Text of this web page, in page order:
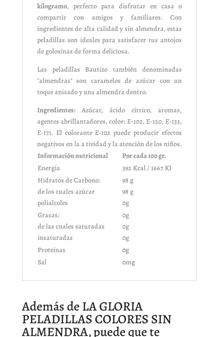
kilogramo, perfecto para disfrutar en casa o
compartir con amigos y familiares. Con
ingredientes de alta calidad y sin almendra, estas
peladillas son ideales para satisfacer tus antojos
de golosinas de forma deliciosa.
Las peladillas Bautizo también denominadas
"almendras" son caramelos de azúcar con un
toque anisado y una almendra dentro.
Ingredientes:Azúcar, ácido cítrico, aromas,
agentes abrillantadores, color: E-102, E-120, E-133,
E-171. El colorante E-102 puede producir efectos
negativos en la a tividad y la atención de los niños.
Información nutricional
Por cada 100 gr.
Energía
392 Kcal / 1667 KJ
Hidratos de Carbono:
de los cuales azúcar
polialcoles
98 g
98 g
0g
Grasas:
de las cuales saturadas
insaturadas
0g
0g
0g
Proteínas
0g
Sal
0mg
Además de LA GLORIA
PELADILLAS COLORES SIN
ALMENDRA, puede que te